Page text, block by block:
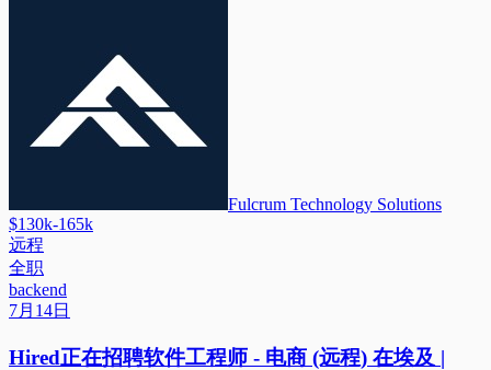
Fulcrum Technology Solutions
$130k-165k
远程
全职
backend
7月14日
Hired正在招聘软件工程师 - 电商 (远程) 在埃及 |